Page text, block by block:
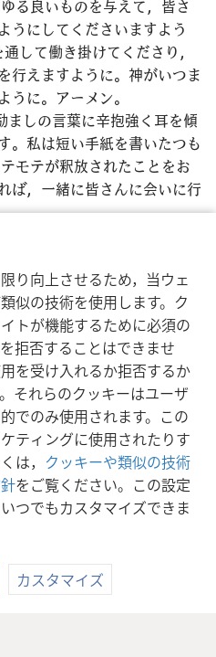
り向上させるため，当ウェ
似の技術を使用します。ク
トが機能するために必須の
拒否することはできませ
を受け入れるか拒否するか
それらのクッキーはユーザ
でのみ使用されます。この
ティングに使用されたりす
は， クッキーや類似の技術
をご覧ください。この設定
つでもカスタマイズできま
カスタマイズ
る良いものを与えて，皆さ
うにしてくださいますよう
して働き掛けてくださり，
行えますように。神がいつま
うに。アーメン。
ましの言葉に辛抱強く耳を傾
。私は短い手紙を書いたつも
モテが釈放されたことをお
ば，一緒に皆さんに会いに行
を伝えてください。イタリア
しくと言っています。
が示されますように。
シェアする 設定
and Tract Society of Pennsylvania
針 プライバシー設定
JW.ORG
グイン